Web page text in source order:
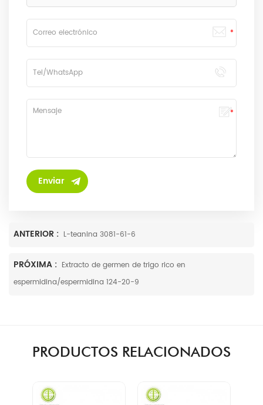
ANTERIOR : L-teanina 3081-61-6
PRÓXIMA : Extracto de germen de trigo rico en
espermidina/espermidina 124-20-9
PRODUCTOS RELACIONADOS